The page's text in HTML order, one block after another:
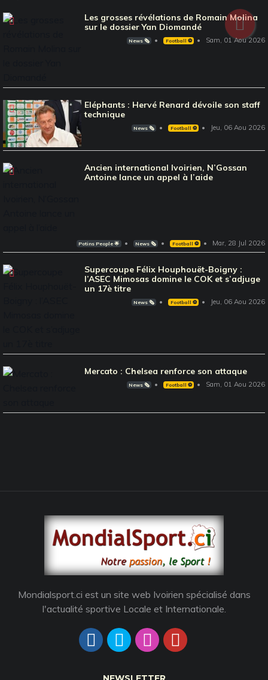
Les grosses révélations de Romain Molina
sur le dossier Yan Diomandé
News 🗞️ Football ⚽️ Sam, 01 Aou 2026
Eléphants : Hervé Renard dévoile son staff
technique
News 🗞️ Football ⚽️ Jeu, 06 Aou 2026
Ancien international Ivoirien, N’Gossan
Antoine lance un appel à l’aide
Potins People 🌟 News 🗞️ Football ⚽️ Mar, 28 Jul 2026
Supercoupe Félix Houphouët-Boigny :
l’ASEC Mimosas domine le COK et s’adjuge
un 17è titre
News 🗞️ Football ⚽️ Jeu, 06 Aou 2026
Mercato : Chelsea renforce son attaque
News 🗞️ Football ⚽️ Sam, 01 Aou 2026
Mondialsport.ci est un site web Ivoirien spécialisé dans
l'actualité sportive Locale et Internationale.